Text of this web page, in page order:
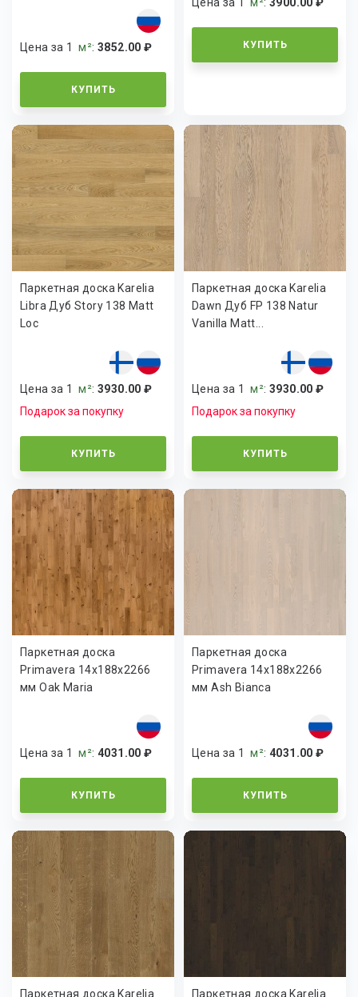
Цена за 1м²:3852.00 ₽
КУПИТЬ
КУПИТЬ
Паркетная доска Karelia
Libra Дуб Story 138 Matt
Loc
Цена за 1м²:3930.00 ₽
Подарок за покупку
КУПИТЬ
Паркетная доска Karelia
Dawn Дуб FP 138 Natur
Vanilla Matt...
Цена за 1м²:3930.00 ₽
Подарок за покупку
КУПИТЬ
Паркетная доска
Primavera 14x188x2266
мм Oak Maria
Цена за 1м²:4031.00 ₽
КУПИТЬ
Паркетная доска
Primavera 14x188x2266
мм Ash Bianca
Цена за 1м²:4031.00 ₽
КУПИТЬ
Паркетная доска Karelia
Паркетная доска Karelia